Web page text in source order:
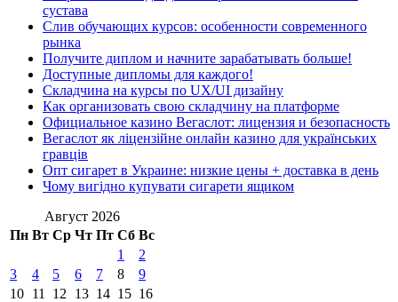
сустава
Слив обучающих курсов: особенности современного
рынка
Получите диплом и начните зарабатывать больше!
Доступные дипломы для каждого!
Складчина на курсы по UX/UI дизайну
Как организовать свою складчину на платформе
Официальное казино Вегаслот: лицензия и безопасность
Вегаслот як ліцензійне онлайн казино для українських
гравців
Опт сигарет в Украине: низкие цены + доставка в день
Чому вигідно купувати сигарети ящиком
Август 2026
Пн Вт Ср Чт Пт Сб Вс
1
2
3
4 5 6 7 8
9
10 11 12 13 14 15 16